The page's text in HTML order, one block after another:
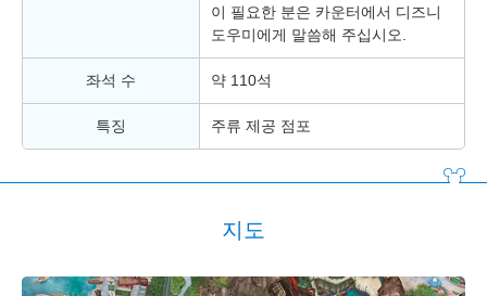
이 필요한 분은 카운터에서 디즈니
도우미에게 말씀해 주십시오.
좌석 수 약 110석
특징 주류 제공 점포
지도